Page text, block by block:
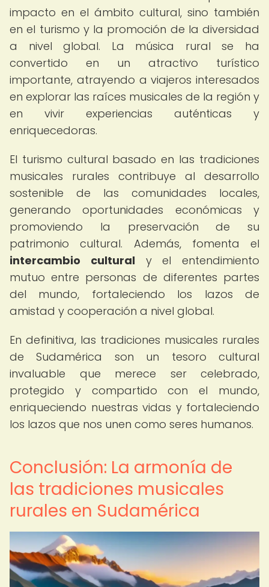
impacto en el ámbito cultural, sino también
en el turismo y la promoción de la diversidad
a nivel global. La música rural se ha
convertido en un atractivo turístico
importante, atrayendo a viajeros interesados
en explorar las raíces musicales de la región y
en vivir experiencias auténticas y
enriquecedoras.
El turismo cultural basado en las tradiciones
musicales rurales contribuye al desarrollo
sostenible de las comunidades locales,
generando oportunidades económicas y
promoviendo la preservación de su
patrimonio cultural. Además, fomenta el
intercambio culturaly el entendimiento
mutuo entre personas de diferentes partes
del mundo, fortaleciendo los lazos de
amistad y cooperación a nivel global.
En definitiva, las tradiciones musicales rurales
de Sudamérica son un tesoro cultural
invaluable que merece ser celebrado,
protegido y compartido con el mundo,
enriqueciendo nuestras vidas y fortaleciendo
los lazos que nos unen como seres humanos.
Conclusión: La armonía de
las tradiciones musicales
rurales en Sudamérica